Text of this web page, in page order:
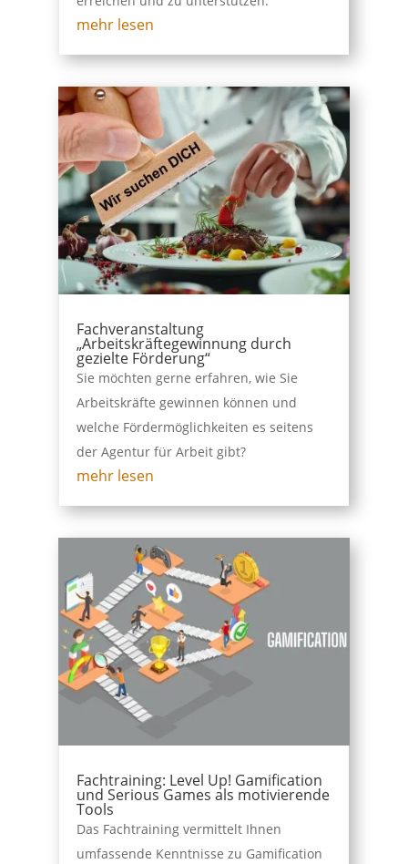
mehr lesen
Fachveranstaltung
„Arbeitskräftegewinnung durch
gezielte Förderung“
Sie möchten gerne erfahren, wie Sie
Arbeitskräfte gewinnen können und
welche Fördermöglichkeiten es seitens
der Agentur für Arbeit gibt?
mehr lesen
Fachtraining: Level Up! Gamification
und Serious Games als motivierende
Tools
Das Fachtraining vermittelt Ihnen
umfassende Kenntnisse zu Gamification